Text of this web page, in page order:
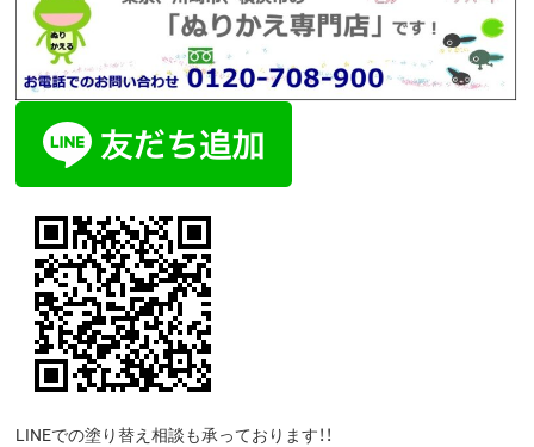
LINEでの塗り替え相談も承っております！！